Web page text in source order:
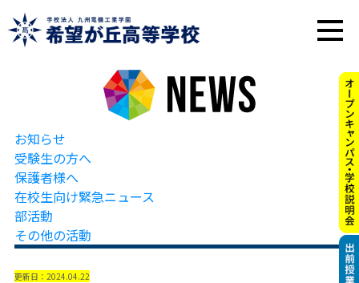
お知らせ
受験生の方へ
保護者様へ
在校生向け緊急ニュース
部活動
その他の活動
更新日：2024.04.22